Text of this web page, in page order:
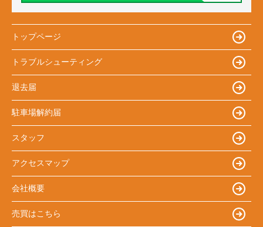
トップページ
トラブルシューティング
退去届
駐車場解約届
スタッフ
アクセスマップ
会社概要
売買はこちら